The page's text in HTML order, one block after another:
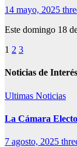
14 mayo, 2025
Este domingo 18
Paginación
de
1 2 3
Noticias de
Ultimas Noticias
La Cámara
7 agosto, 2025